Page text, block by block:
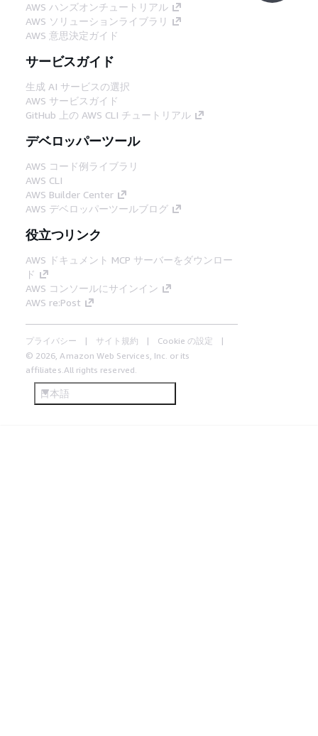
AWS ハンズオンチュートリアル
AWS ソリューションライブラリ
AWS 意思決定ガイド
サービスガイド
生成 AI サービスの選択
AWS サービスガイド
GitHub 上の AWS CLI チュートリアル
デベロッパーツール
AWS コード例ライブラリ
AWS CLI
AWS Builder Center
AWS デベロッパーツールブログ
役立つリンク
AWS ドキュメント MCP サーバーをダウンロー
ド
AWS コンソールにサインイン
AWS re:Post
プライバシー サイト規約
Cookie の設定
© 2026, Amazon Web Services, Inc. or its
affiliates.All rights reserved.
日本語